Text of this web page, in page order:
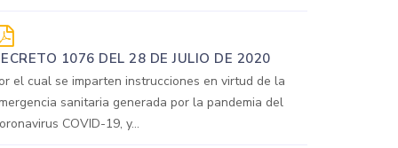
1076 DEL 28 DE JULIO DE 2020
el cual se imparten instrucciones en virtud de la
sanitaria generada por la pandemia del
COVID-19, y...